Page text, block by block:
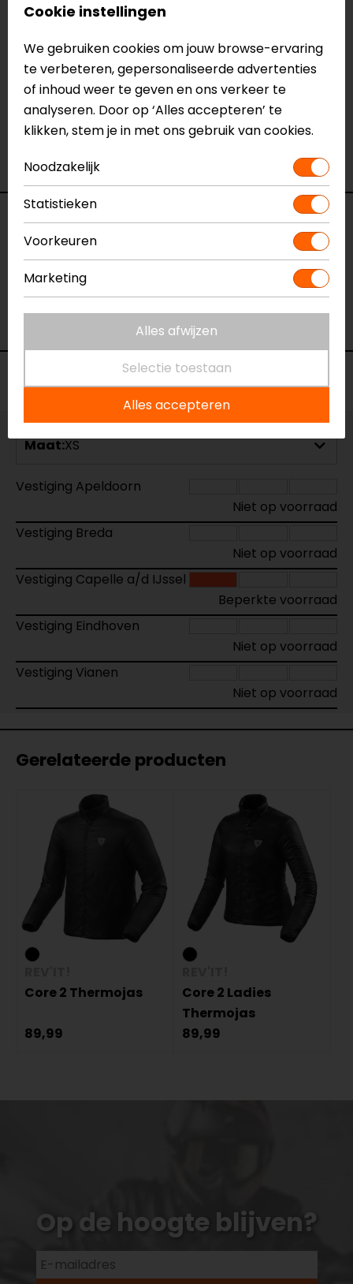
Meer informatie nodig?
Neem dancontactmet ons op of kom langs in één
vanonze winkelsin Breda, Capelle aan den IJssel,
Eindhoven, Vianen of Apeldoorn. In de winkels kun je
het product bekijken & passen en staan onze
verkoopmedewerkers voor je klaar met advies.
Bekijk ook onze
Specificaties
Naam
Core 2 Thermobroek
Model
141666
Merk
REV'IT!
Voorraad
Maat:XS
Vestiging Apeldoorn
Niet op voorraad
Vestiging Breda
Niet op voorraad
Vestiging Capelle a/d IJssel
Beperkte voorraad
Vestiging Eindhoven
Niet op voorraad
Vestiging Vianen
Niet op voorraad
Gerelateerde producten
Core 2 Thermojas
89,99
Core 2 Ladies
Thermojas
89,99
Op de hoogte blijven?
Cookie instellingen
We gebruiken cookies om jouw browse-ervaring
te verbeteren, gepersonaliseerde advertenties
of inhoud weer te geven en ons verkeer te
analyseren. Door op ‘Alles accepteren’ te
klikken, stem je in met ons gebruik van cookies.
Noodzakelijk
Statistieken
Voorkeuren
Marketing
Alles afwijzen
Selectie toestaan
Alles accepteren